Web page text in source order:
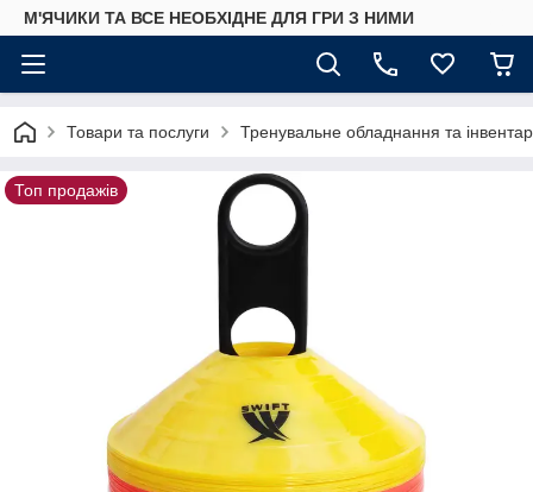
М'ЯЧИКИ ТА ВСЕ НЕОБХІДНЕ ДЛЯ ГРИ З НИМИ
Товари та послуги Тренувальне обладнання та інвентар
Топ продажів